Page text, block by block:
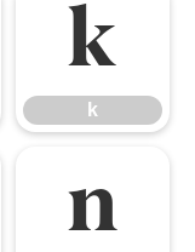
k
k
n